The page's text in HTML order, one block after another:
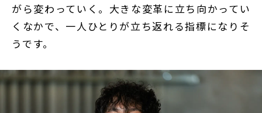
がら変わっていく。大きな変革に立ち向かってい
くなかで、一人ひとりが立ち返れる指標になりそ
うです。